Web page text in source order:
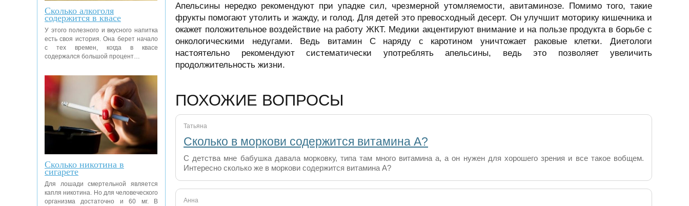
Апельсины нередко рекомендуют при упадке сил, чрезмерной утомляемости, авитаминозе. Помимо того, такие
фрукты помогают утолить и жажду, и голод. Для детей это превосходный десерт. Он улучшит моторику кишечника и
окажет положительное воздействие на работу ЖКТ. Медики акцентируют внимание и на пользе продукта в борьбе с
онкологическими недугами. Ведь витамин C наряду с каротином уничтожает раковые клетки. Диетологи
настоятельно рекомендуют систематически употреблять апельсины, ведь это позволяет увеличить
продолжительность жизни.
ПОХОЖИЕ ВОПРОСЫ
Татьяна
Сколько в моркови содержится витамина А?
С детства мне бабушка давала морковку, типа там много витамина а, а он нужен для хорошего зрения и все такое вобщем.
Интересно сколько же в моркови содержится витамина А?
Анна
Сколько алкоголя
содержится в квасе
У этого полезного и вкусного напитка
есть своя история. Она берет начало
с тех времен, когда в квасе
содержался большой процент…
Сколько никотина в
сигарете
Для лошади смертельной является
капля никотина. Но для человеческого
организма достаточно и 60 мг. В